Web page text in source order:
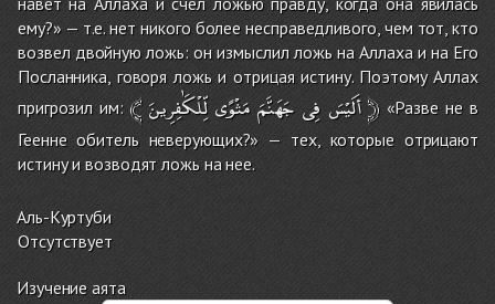
ему?» — т.е. нет никого более несправедливого, чем тот, кто
возвел двойную ложь: он измыслил ложь на Аллаха и на Его
Посланника, говоря ложь и отрицая истину. Поэтому Аллах
пригрозил им:﴾ أَلَيْسَ فِى جَهَنَّمَ مَثْوًى لِّلْكَٰفِرِينَ ﴿«Разве не в
Геенне обитель неверующих?» — тех, которые отрицают
истину и возводят ложь на нее.
Аль-Куртуби
Отсутствует
Изучение аята